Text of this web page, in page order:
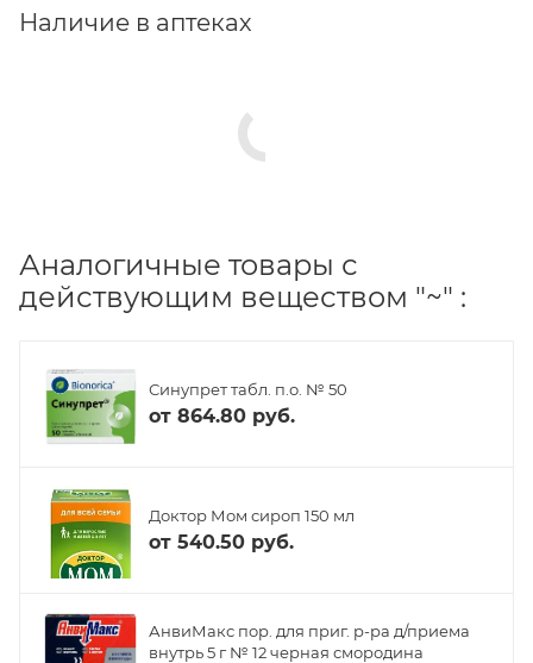
Наличие в аптеках
Аналогичные товары с
действующим веществом "~" :
Синупрет табл. п.о. № 50
от 864.80 руб.
Доктор Мом сироп 150 мл
от 540.50 руб.
АнвиМакс пор. для приг. р-ра д/приема
внутрь 5 г № 12 черная смородина